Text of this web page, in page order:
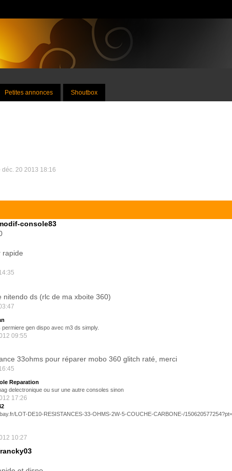
Petites annonces Shoutbox
déc. 20 2013 18:16
console83
rapide
nitendo ds (rlc de ma xboite 360)
permiere gen dispo avec m3 ds simply.
09:55
33ohms pour réparer mobo 360 glitch raté, merci
Reparation
delectronique ou sur une autre consoles sinon
17:26
LOT-DE10-RESISTANCES-33-OHMS-2W-5-COUCHE-CARBONE-/
10:27